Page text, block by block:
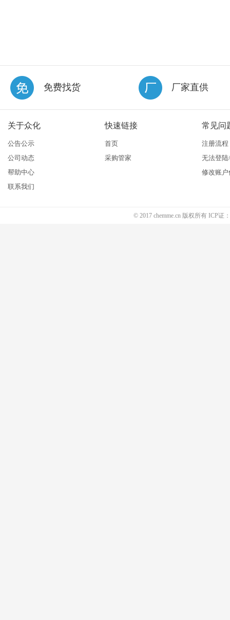
免费找货 厂家直供
关于众化
公告公示
公司动态
帮助中心
联系我们
快速链接
首页
采购管家
常见问
注册流程
无法登
修改账户
© 2017 chemme.cn 版权所有 ICP证：